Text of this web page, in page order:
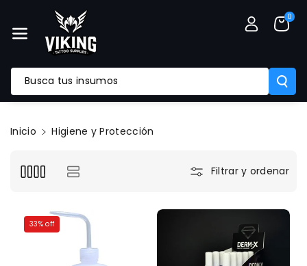
Mente Al
Contenido
Busca tus insumos
0
Inicio Higiene y Protección
Filtrar y ordenar
33% off